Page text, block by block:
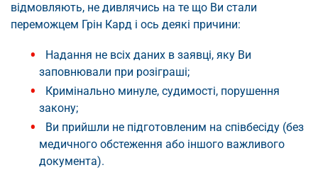
відмовляють, не дивлячись на те що Ви стали
переможцем Грін Кард і ось деякі причини:
Надання не всіх даних в заявці, яку Ви
заповнювали при розіграші;
Кримінально минуле, судимості, порушення
закону;
Ви прийшли не підготовленим на співбесіду (без
медичного обстеження або іншого важливого
документа).